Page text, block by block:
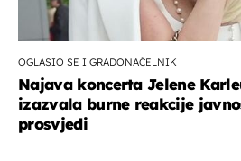
OGLASIO SE I GRADONAČELNIK
Najava koncerta Jelene
izazvala burne reakcije
prosvjedi